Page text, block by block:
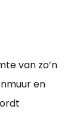
van zo’n
en